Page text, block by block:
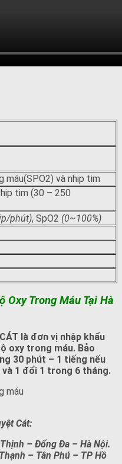
máu(SPO2) và nhịp tim
tim (30 – 250
phút), SpO2 (0~100%)
Trong Máu Tại Hà
là đơn vị nhập khẩu
oxy trong máu. Bảo
30 phút – 1 tiếng nếu
và 1 đổi 1 trong 6 tháng.
Cát:
– Đống Đa – Hà Nội.
– Tân Phú – TP Hồ